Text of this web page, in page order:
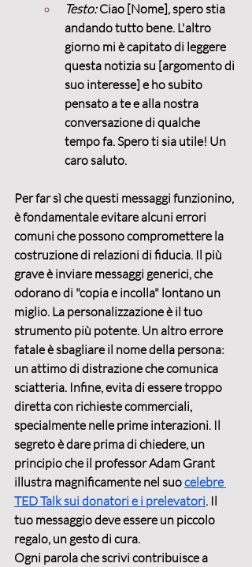
Testo: Ciao [Nome], spero stia
andando tutto bene. L'altro
giorno mi è capitato di leggere
questa notizia su [argomento di
suo interesse] e ho subito
pensato a te e alla nostra
conversazione di qualche
tempo fa. Spero ti sia utile! Un
caro saluto.
Per far sì che questi messaggi funzionino,
è fondamentale evitare alcuni errori
comuni che possono compromettere la
costruzione di relazioni di fiducia. Il più
grave è inviare messaggi generici, che
odorano di "copia e incolla" lontano un
miglio. La personalizzazione è il tuo
strumento più potente. Un altro errore
fatale è sbagliare il nome della persona:
un attimo di distrazione che comunica
sciatteria. Infine, evita di essere troppo
diretta con richieste commerciali,
specialmente nelle prime interazioni. Il
segreto è dare prima di chiedere, un
principio che il professor Adam Grant
illustra magnificamente nel suo celebre
TED Talk sui donatori e i prelevatori. Il
tuo messaggio deve essere un piccolo
regalo, un gesto di cura.
Ogni parola che scrivi contribuisce a